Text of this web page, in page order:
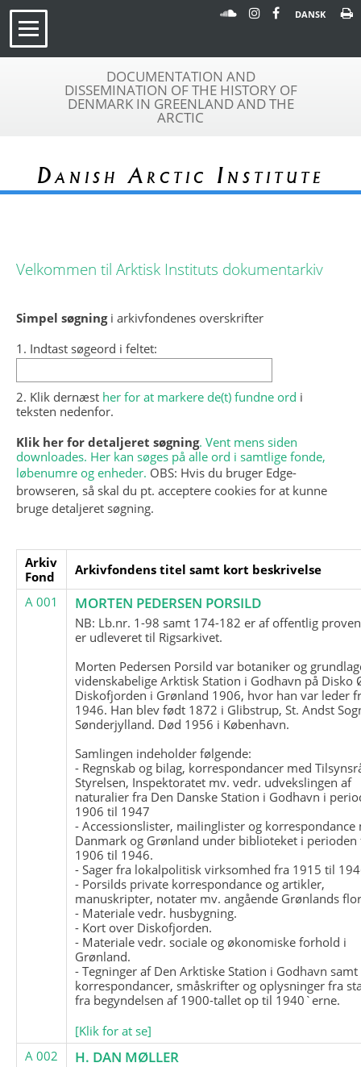
DANSK
DOCUMENTATION AND
DISSEMINATION OF THE HISTORY OF
DENMARK IN GREENLAND AND THE
ARCTIC
Danish Arctic Institute
Velkommen til Arktisk Instituts dokumentarkiv
Simpel søgningi arkivfondenes overskrifter
1. Indtast søgeord i feltet:
2. Klik dernæst her for at markere de(t) fundne ord i
teksten nedenfor.
Klik her for detaljeret søgning. Vent mens siden
downloades. Her kan søges på alle ord i samtlige fonde,
løbenumre og enheder. OBS: Hvis du bruger Edge-
browseren, så skal du pt. acceptere cookies for at kunne
bruge detaljeret søgning.
Arkiv
Fond
Arkivfondens titel samt kort beskrivelse
A 001
MORTEN PEDERSEN PORSILD
NB: Lb.nr. 1-98 samt 174-182 er af offentlig
er udleveret til Rigsarkivet.
Morten Pedersen Porsild var botaniker og
videnskabelige Arktisk Station i Godhavn på Disko
Diskofjorden i Grønland 1906, hvor han var leder
1946. Han blev født 1872 i Glibstrup, St. Andst
Sønderjylland. Død 1956 i København.
Samlingen indeholder følgende:
- Regnskab og bilag, korrespondancer med
Styrelsen, Inspektoratet mv. vedr. udvekslingen af
naturalier fra Den Danske Station i Godhavn i
1906 til 1947
- Accessionslister, mailinglister og korrespondance
Danmark og Grønland under biblioteket i perioden
1906 til 1946.
- Sager fra lokalpolitisk virksomhed fra 1915 til
- Porsilds private korrespondance og artikler,
manuskripter, notater mv. angående Grønlands
- Materiale vedr. husbygning.
- Kort over Diskofjorden.
- Materiale vedr. sociale og økonomiske forhold i
Grønland.
- Tegninger af Den Arktiske Station i Godhavn
korrespondancer, småskrifter og oplysninger fra
fra begyndelsen af 1900-tallet op til 1940`erne.
[Klik for at se]
A 002
H. DAN MØLLER